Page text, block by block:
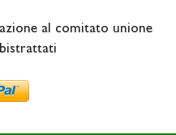
al comitato unione